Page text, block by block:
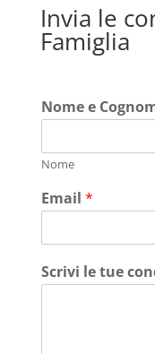
Invia le
Famiglia
Nome e
Nome
Email *
Scrivi le tue